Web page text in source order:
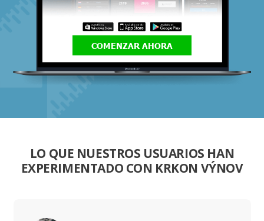
COMENZAR AHORA
LO QUE NUESTROS USUARIOS HAN
EXPERIMENTADO CON KRKON VÝNOV